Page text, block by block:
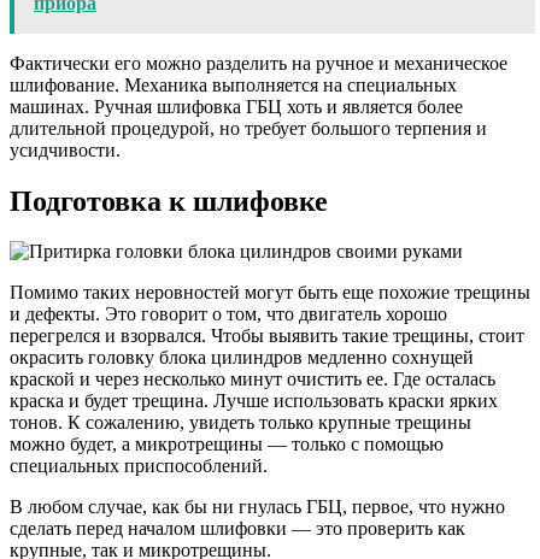
Фактически его можно разделить на ручное и механическое
шлифование. Механика выполняется на специальных
машинах. Ручная шлифовка ГБЦ хоть и является более
длительной процедурой, но требует большого терпения и
усидчивости.
Подготовка к шлифовке
Помимо таких неровностей могут быть еще похожие трещины
и дефекты. Это говорит о том, что двигатель хорошо
перегрелся и взорвался. Чтобы выявить такие трещины, стоит
окрасить головку блока цилиндров медленно сохнущей
краской и через несколько минут очистить ее. Где осталась
краска и будет трещина. Лучше использовать краски ярких
тонов. К сожалению, увидеть только крупные трещины
можно будет, а микротрещины — только с помощью
специальных приспособлений.
В любом случае, как бы ни гнулась ГБЦ, первое, что нужно
сделать перед началом шлифовки — это проверить как
крупные, так и микротрещины.